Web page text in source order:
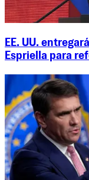
EE. UU.
Espriella para